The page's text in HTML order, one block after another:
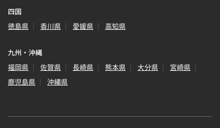
四国
徳島県
香川県 愛媛県 高知県
九州・沖縄
福岡県
佐賀県 長崎県 熊本県 大分県
宮崎県
鹿児島県
沖縄県